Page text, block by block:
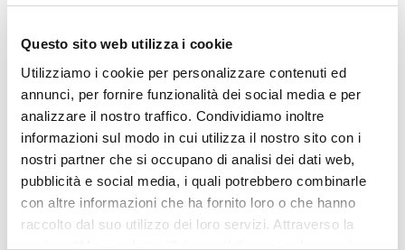
Questo sito web utilizza i cookie
Utilizziamo i cookie per personalizzare contenuti ed
annunci, per fornire funzionalità dei social media e per
analizzare il nostro traffico. Condividiamo inoltre
informazioni sul modo in cui utilizza il nostro sito con i
nostri partner che si occupano di analisi dei dati web,
pubblicità e social media, i quali potrebbero combinarle
con altre informazioni che ha fornito loro o che hanno
raccolto dal suo utilizzo dei loro servizi. Attraverso la
sezione "Mostra dettagli" è possibile gestire le proprie
Materiale Struttura
Bianco
Cuscino
Non incluso
Caratteristiche Tavolo
Altezza
71 cm
Lunghezza
CODICE:COVER32
Copertura protettiva per
tavolo rotondo in poliestere
idrorepellente antracite
90x70h cm con coulisse
regolabile - Wakanda
€ 16,01
CODICE:
Ombrellone a parete 2,7 m
con braccio a muro telo
€ 84,00